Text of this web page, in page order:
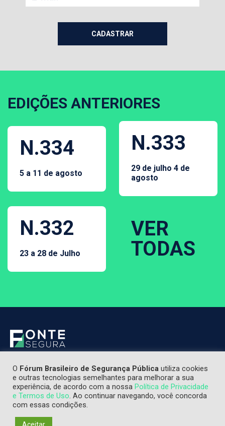
EDIÇÕES ANTERIORES
N.334
5 a 11 de agosto
N.333
29 de julho 4 de
agosto
N.332
23 a 28 de Julho
VER
TODAS
O Fórum Brasileiro de Segurança Pública utiliza cookies
e outras tecnologias semelhantes para melhorar a sua
experiência, de acordo com a nossa Política de Privacidade
e Termos de Uso. Ao continuar navegando, você concorda
com essas condições.